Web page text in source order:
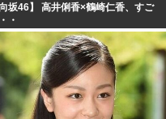
向坂46】 高井俐香×鶴崎仁香、すご
・